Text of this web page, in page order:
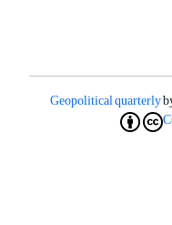
Geopolitical quarterly